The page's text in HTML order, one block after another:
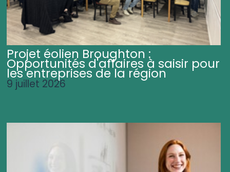
Projet éolien Broughton :
Opportunités d'affaires à saisir pour
les entreprises de la région
9 juillet 2026